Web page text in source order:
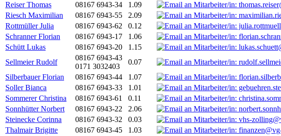
Reiser Thomas
08167 6943-34 1.09
Riesch Maximilian
08167 6943-55 2.09
Rottmüller Julia
08167 6943-62 0.12
Schranner Florian
08167 6943-17 1.06
Schütt Lukas
08167 6943-20 1.15
Sellmeier Rudolf
08167 6943-43
0171 3032403
0.07
Silberbauer Florian
08167 6943-44 1.07
Soller Bianca
08167 6943-33 1.01
Sommerer Christina
08167 6943-61 0.11
Sonnhütter Norbert
08167 6943-22 2.06
Steinecke Corinna
08167 6943-32 0.03
Thalmair Brigitte
08167 6943-45 1.03